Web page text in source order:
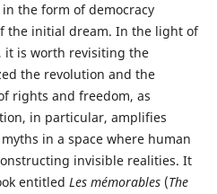
the form of democracy
the initial dream. In the light of
it is worth revisiting the
the revolution and the
rights and freedom, as
in particular, amplifies
in a space where human
invisible realities. It
entitled Les mémorables(The